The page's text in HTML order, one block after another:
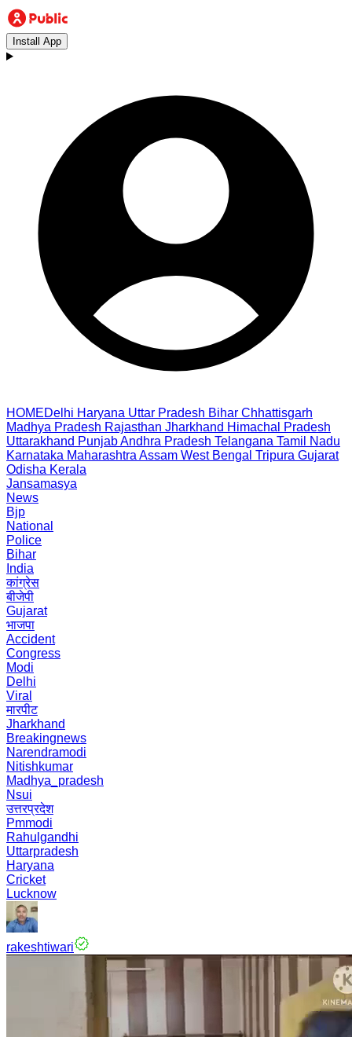
Install App
HOMEDelhi Haryana Uttar Pradesh Bihar Chhattisgarh
Madhya Pradesh Rajasthan Jharkhand Himachal Pradesh
Uttarakhand PunjabAndhra Pradesh Telangana Tamil Nadu
Karnataka Maharashtra Assam West Bengal Tripura Gujarat
Odisha Kerala
Jansamasya
News
Bjp
National
Police
Bihar
India
कांग्रेस
बीजेपी
Gujarat
भाजपा
Accident
Congress
Modi
Delhi
Viral
मारपीट
Jharkhand
Breakingnews
Narendramodi
Nitishkumar
Madhya_pradesh
Nsui
उत्तरप्रदेश
Pmmodi
Rahulgandhi
Uttarpradesh
Haryana
Cricket
Lucknow
rakeshtiwari